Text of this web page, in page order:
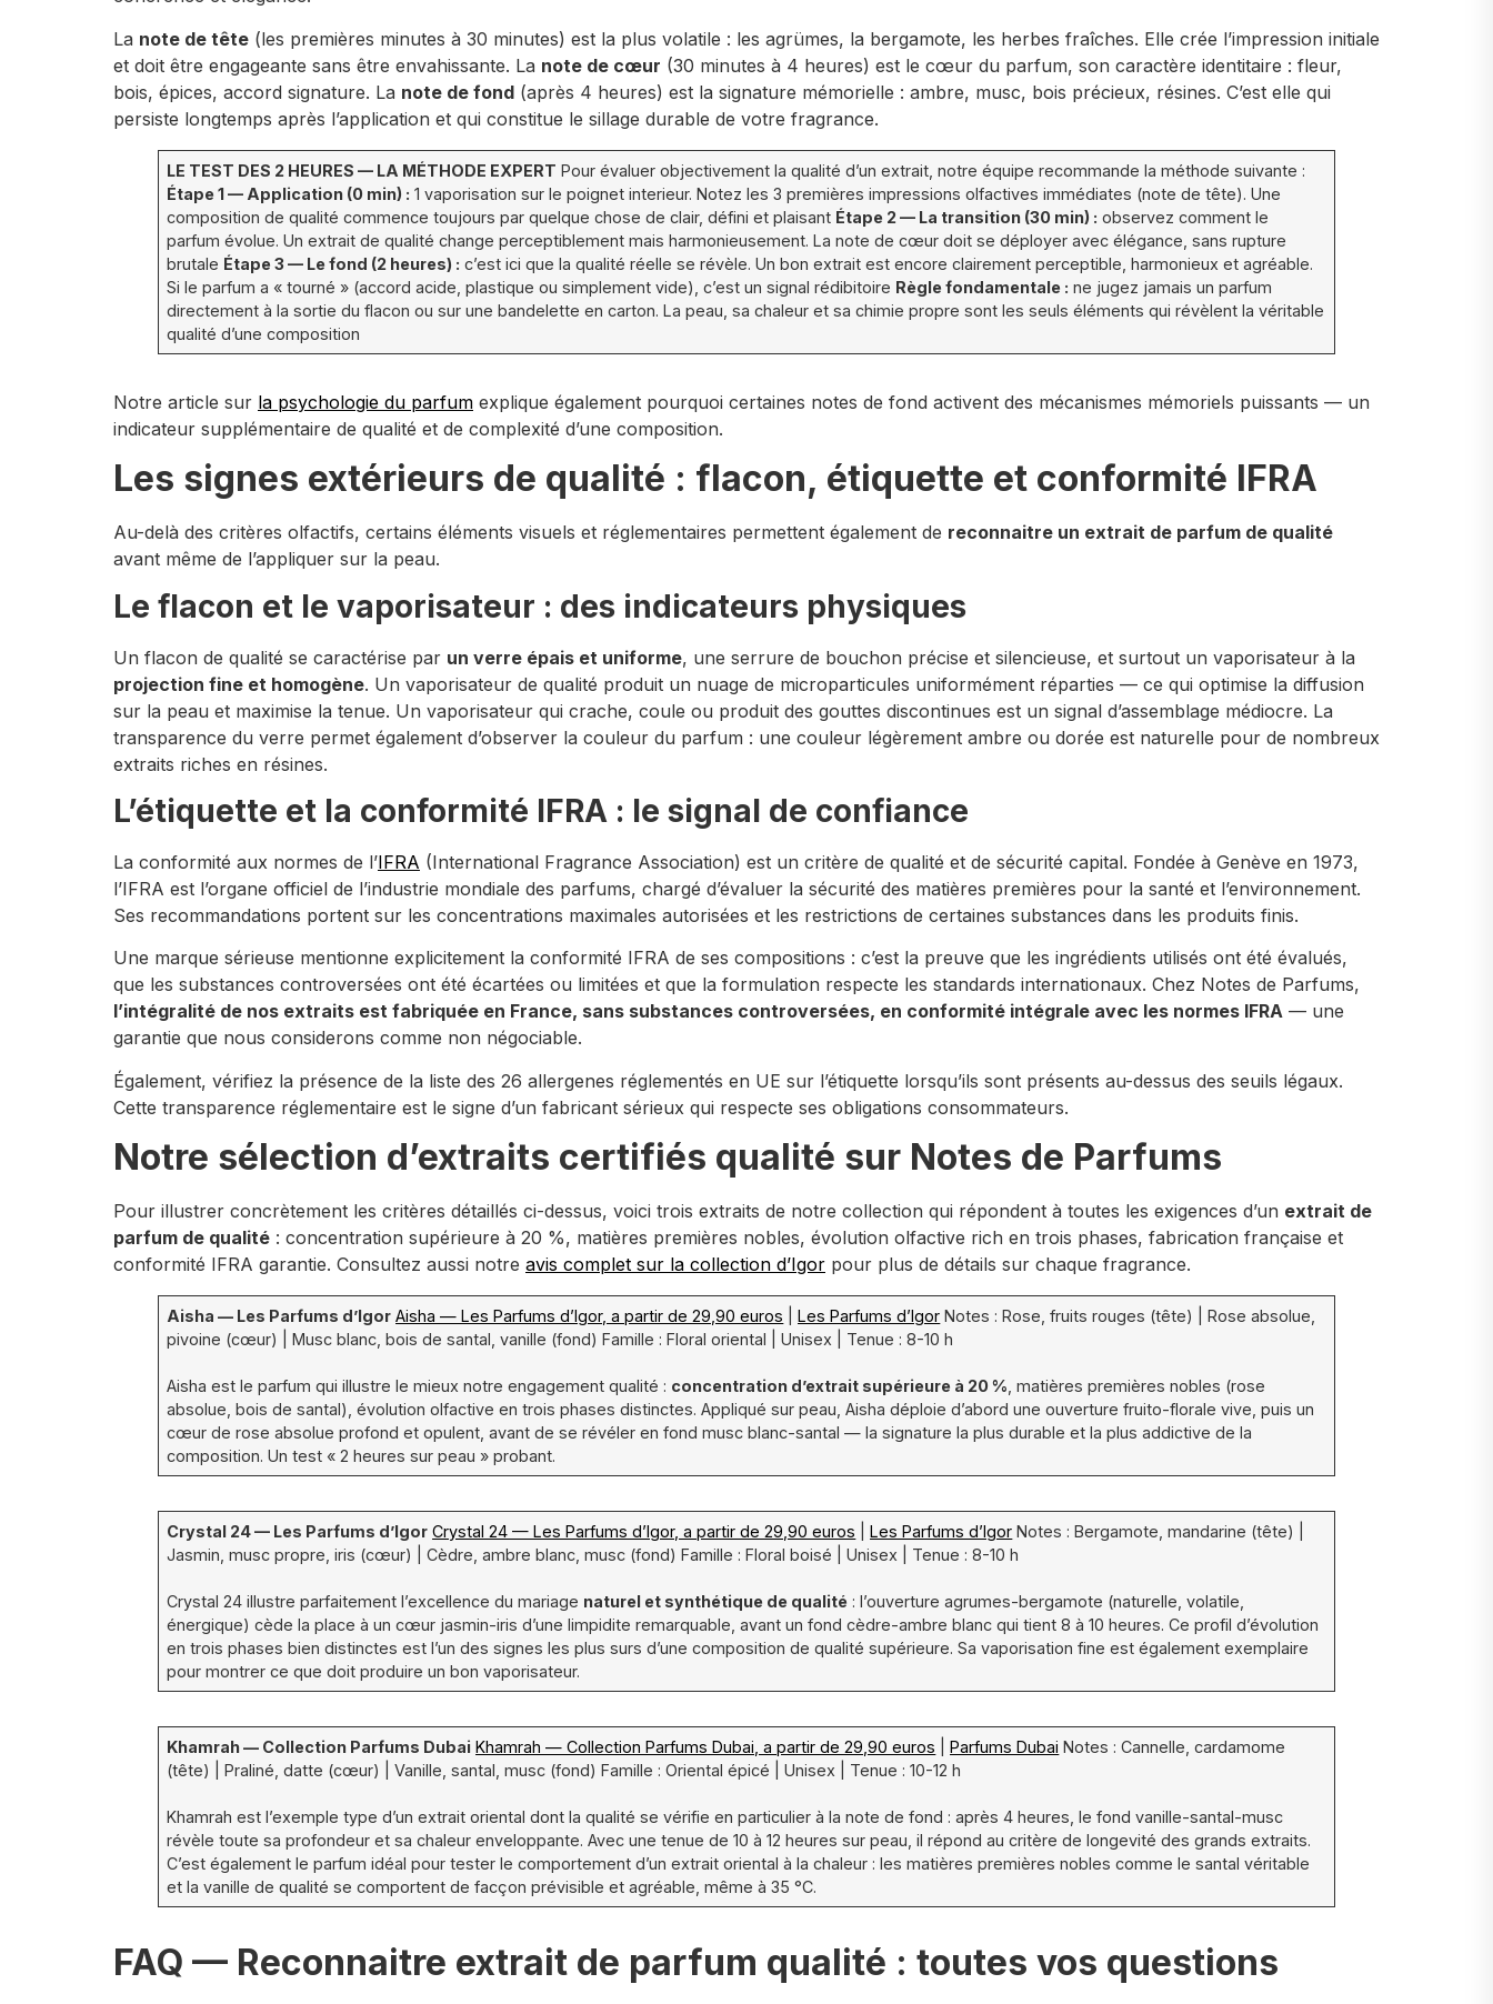
La note de tête (les premières minutes à 30 minutes) est la plus volatile : les agrümes, la bergamote, les herbes fraîches. Elle crée l’impression initiale
et doit être engageante sans être envahissante. La note de cœur (30 minutes à 4 heures) est le cœur du parfum, son caractère identitaire : fleur,
bois, épices, accord signature. La note de fond (après 4 heures) est la signature mémorielle : ambre, musc, bois précieux, résines. C’est elle qui
persiste longtemps après l’application et qui constitue le sillage durable de votre fragrance.
LE TEST DES 2 HEURES — LA MÉTHODE EXPERT Pour évaluer objectivement la qualité d’un extrait, notre équipe recommande la méthode suivante :
Étape 1 — Application (0 min) : 1 vaporisation sur le poignet interieur. Notez les 3 premières impressions olfactives immédiates (note de tête). Une
composition de qualité commence toujours par quelque chose de clair, défini et plaisant Étape 2 — La transition (30 min) : observez comment le
parfum évolue. Un extrait de qualité change perceptiblement mais harmonieusement. La note de cœur doit se déployer avec élégance, sans rupture
brutale Étape 3 — Le fond (2 heures) : c’est ici que la qualité réelle se révèle. Un bon extrait est encore clairement perceptible, harmonieux et agréable.
Si le parfum a « tourné » (accord acide, plastique ou simplement vide), c’est un signal rédibitoire Règle fondamentale : ne jugez jamais un parfum
directement à la sortie du flacon ou sur une bandelette en carton. La peau, sa chaleur et sa chimie propre sont les seuls éléments qui révèlent la véritable
qualité d’une composition
Notre article sur la psychologie du parfum explique également pourquoi certaines notes de fond activent des mécanismes mémoriels puissants — un
indicateur supplémentaire de qualité et de complexité d’une composition.
Les signes extérieurs de qualité : flacon, étiquette et conformité IFRA
Au-delà des critères olfactifs, certains éléments visuels et réglementaires permettent également de reconnaitre un extrait de parfum de qualité
avant même de l’appliquer sur la peau.
Le flacon et le vaporisateur : des indicateurs physiques
Un flacon de qualité se caractérise par un verre épais et uniforme, une serrure de bouchon précise et silencieuse, et surtout un vaporisateur à la
projection fine et homogène. Un vaporisateur de qualité produit un nuage de microparticules uniformément réparties — ce qui optimise la diffusion
sur la peau et maximise la tenue. Un vaporisateur qui crache, coule ou produit des gouttes discontinues est un signal d’assemblage médiocre. La
transparence du verre permet également d’observer la couleur du parfum : une couleur légèrement ambre ou dorée est naturelle pour de nombreux
extraits riches en résines.
L’étiquette et la conformité IFRA : le signal de confiance
La conformité aux normes de l’IFRA (International Fragrance Association) est un critère de qualité et de sécurité capital. Fondée à Genève en 1973,
l’IFRA est l’organe officiel de l’industrie mondiale des parfums, chargé d’évaluer la sécurité des matières premières pour la santé et l’environnement.
Ses recommandations portent sur les concentrations maximales autorisées et les restrictions de certaines substances dans les produits finis.
Une marque sérieuse mentionne explicitement la conformité IFRA de ses compositions : c’est la preuve que les ingrédients utilisés ont été évalués,
que les substances controversées ont été écartées ou limitées et que la formulation respecte les standards internationaux. Chez Notes de Parfums,
l’intégralité de nos extraits est fabriquée en France, sans substances controversées, en conformité intégrale avec les normes IFRA — une
garantie que nous considerons comme non négociable.
Également, vérifiez la présence de la liste des 26 allergenes réglementés en UE sur l’étiquette lorsqu’ils sont présents au-dessus des seuils légaux.
Cette transparence réglementaire est le signe d’un fabricant sérieux qui respecte ses obligations consommateurs.
Notre sélection d’extraits certifiés qualité sur Notes de Parfums
Pour illustrer concrètement les critères détaillés ci-dessus, voici trois extraits de notre collection qui répondent à toutes les exigences d’un extrait de
parfum de qualité : concentration supérieure à 20 %, matières premières nobles, évolution olfactive rich en trois phases, fabrication française et
conformité IFRA garantie. Consultez aussi notre avis complet sur la collection d’Igor pour plus de détails sur chaque fragrance.
Aisha — Les Parfums d’Igor Aisha — Les Parfums d’Igor, a partir de 29,90 euros |Les Parfums d’Igor Notes : Rose, fruits rouges (tête) | Rose absolue,
pivoine (cœur) | Musc blanc, bois de santal, vanille (fond) Famille : Floral oriental | Unisex | Tenue : 8-10 h
Aisha est le parfum qui illustre le mieux notre engagement qualité : concentration d’extrait supérieure à 20 % , matières premières nobles (rose
absolue, bois de santal), évolution olfactive en trois phases distinctes. Appliqué sur peau, Aisha déploie d’abord une ouverture fruito-florale vive, puis un
cœur de rose absolue profond et opulent, avant de se révéler en fond musc blanc-santal — la signature la plus durable et la plus addictive de la
composition. Un test « 2 heures sur peau » probant.
Crystal 24 — Les Parfums d’Igor Crystal 24 — Les Parfums d’Igor, a partir de 29,90 euros |Les Parfums d’Igor Notes : Bergamote, mandarine (tête) |
Jasmin, musc propre, iris (cœur) | Cèdre, ambre blanc, musc (fond) Famille : Floral boisé | Unisex | Tenue : 8-10 h
Crystal 24 illustre parfaitement l’excellence du mariage naturel et synthétique de qualité : l’ouverture agrumes-bergamote (naturelle, volatile,
énergique) cède la place à un cœur jasmin-iris d’une limpidite remarquable, avant un fond cèdre-ambre blanc qui tient 8 à 10 heures. Ce profil d’évolution
en trois phases bien distinctes est l’un des signes les plus surs d’une composition de qualité supérieure. Sa vaporisation fine est également exemplaire
pour montrer ce que doit produire un bon vaporisateur.
Khamrah — Collection Parfums Dubai Khamrah — Collection Parfums Dubai, a partir de 29,90 euros |Parfums Dubai Notes : Cannelle, cardamome
(tête) | Praliné, datte (cœur) | Vanille, santal, musc (fond) Famille : Oriental épicé | Unisex | Tenue : 10-12 h
Khamrah est l’exemple type d’un extrait oriental dont la qualité se vérifie en particulier à la note de fond : après 4 heures, le fond vanille-santal-musc
révèle toute sa profondeur et sa chaleur enveloppante. Avec une tenue de 10 à 12 heures sur peau, il répond au critère de longevité des grands extraits.
C’est également le parfum idéal pour tester le comportement d’un extrait oriental à la chaleur : les matières premières nobles comme le santal véritable
et la vanille de qualité se comportent de facçon prévisible et agréable, même à 35 °C.
FAQ — Reconnaitre extrait de parfum qualité : toutes vos questions